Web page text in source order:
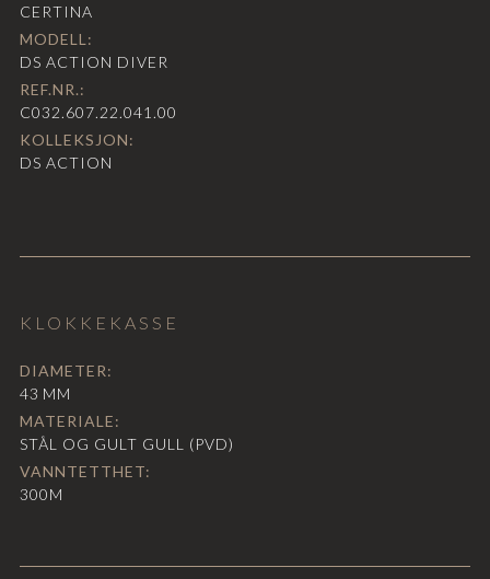
CERTINA
MODELL:
DS ACTION DIVER
REF.NR.:
C032.607.22.041.00
KOLLEKSJON:
DS ACTION
KLOKKEKASSE
DIAMETER:
43 MM
MATERIALE:
STÅL OG GULT GULL (PVD)
VANNTETTHET:
300M